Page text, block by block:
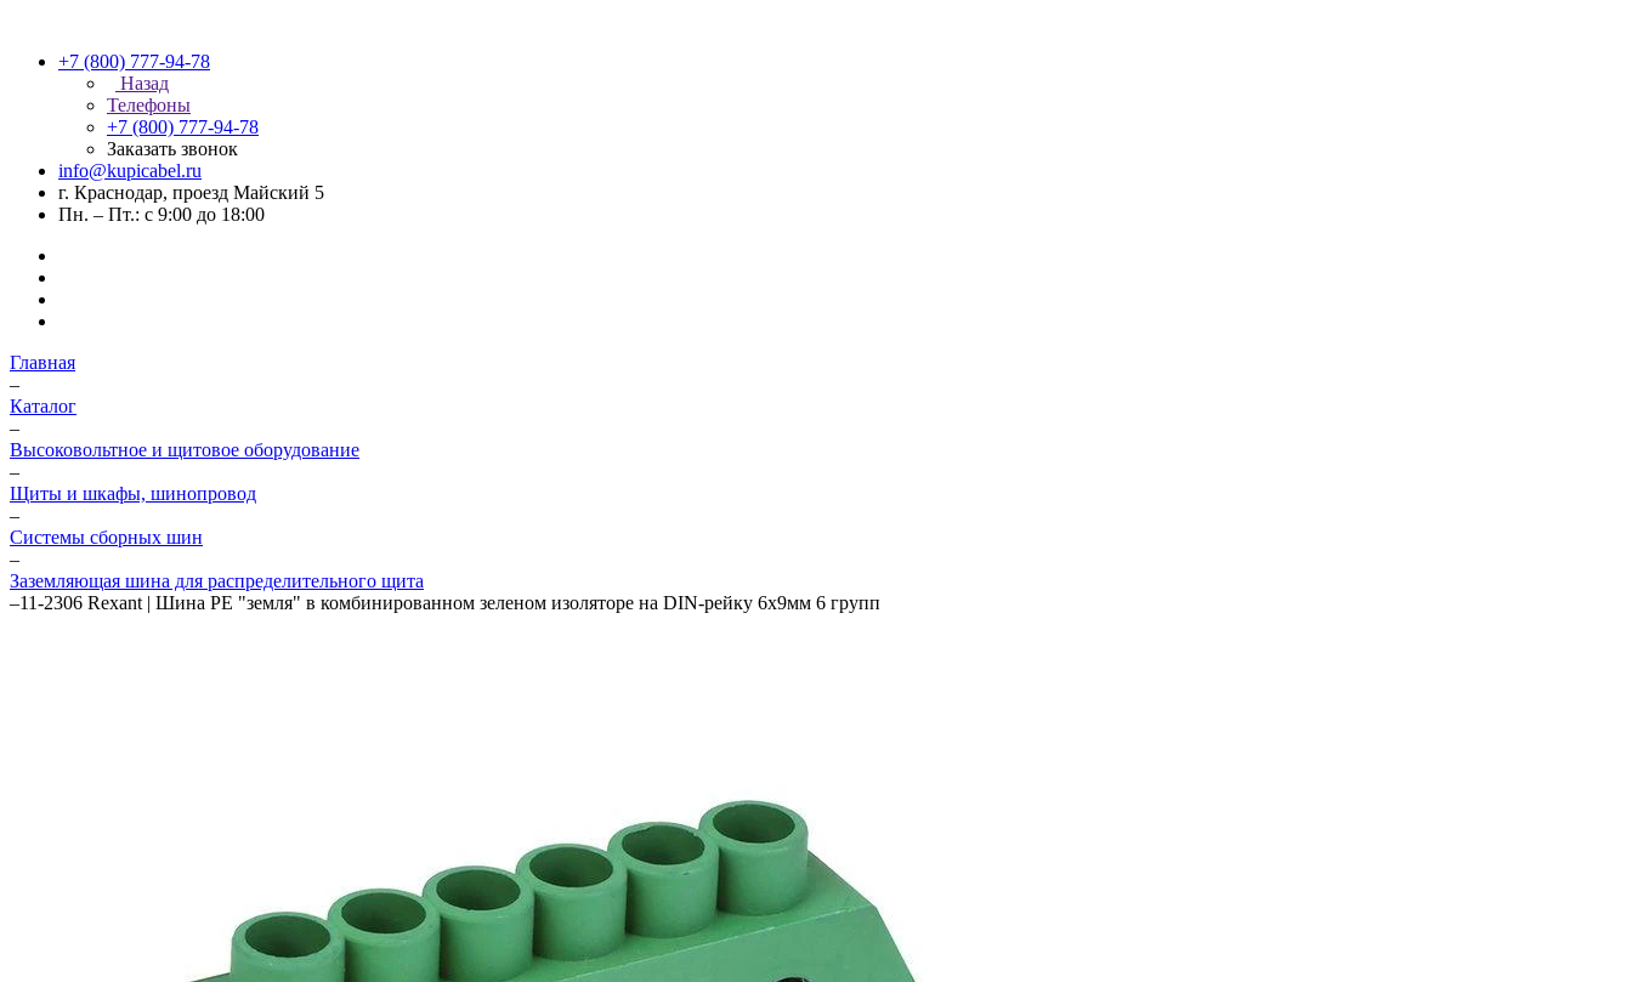
+7 (800) 777-94-78
Назад
Телефоны
+7 (800) 777-94-78
Заказать звонок
info@kupicabel.ru
г. Краснодар, проезд Майский 5
Пн. – Пт.: с 9:00 до 18:00
Главная
–
Каталог
–
Высоковольтное и щитовое оборудование
–
Щиты и шкафы, шинопровод
–
Системы сборных шин
–
Заземляющая шина для распределительного щита
–11-2306 Rexant | Шина PE "земля" в комбинированном зеленом изоляторе на DIN-рейку 6x9мм 6 групп